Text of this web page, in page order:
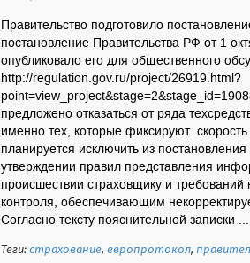
Правительство подготовило
постановление Правительства РФ от 1
опубликовало его для общественного
http://regulation.gov.ru/project/26919.html?
предложено отказаться от ряда
именно тех, которые фиксируют
планируется исключить из
утверждении правил представления
происшествии страховщику и требований
контроля, обеспечивающим
Согласно тексту пояснительной записки ...
Теги:страхование,европротокол,